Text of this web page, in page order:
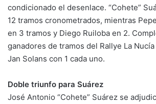
condicionado el desenlace. “Cohete”
12 tramos cronometrados, mientras
en 3 tramos y Diego Ruiloba en 2.
ganadores de tramos del Rallye La
Jan Solans con 1 cada uno.
Doble triunfo para Suárez
José Antonio “Cohete” Suárez se